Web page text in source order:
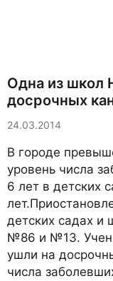
Одна из школ
досрочных
24.03.2014
В городе
уровень числа
6 лет в детских
детских садах и
№86 и №13.
ушли на
числа